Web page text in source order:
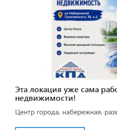
Эта локация уже сама
недвижимости!
Центр города, набережная,